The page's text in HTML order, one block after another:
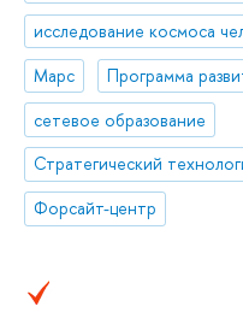
исследование космоса
Марс
Программа
сетевое образование
Форсайт-центр